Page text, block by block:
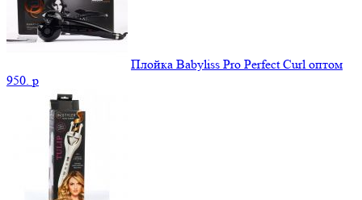
Плойка Babyliss Pro Perfect Curl оптом
950. p